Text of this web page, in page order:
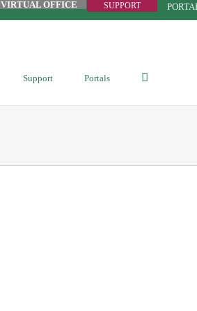
VIRTUAL OFFICE SUPPORT
Support Portals